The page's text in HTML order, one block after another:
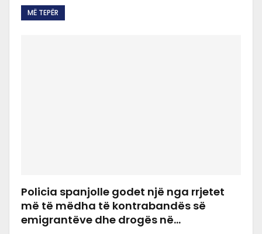
MË TEPËR
Policia spanjolle godet një nga rrjetet
më të mëdha të kontrabandës së
emigrantëve dhe drogës në…